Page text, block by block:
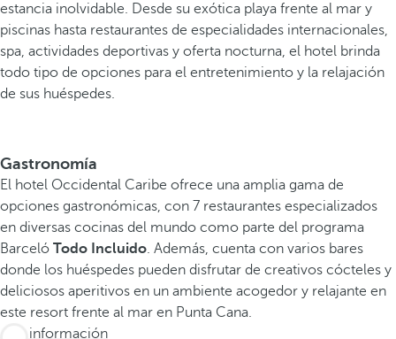
estancia inolvidable. Desde su exótica playa frente al mar y
piscinas hasta restaurantes de especialidades internacionales,
spa, actividades deportivas y oferta nocturna, el hotel brinda
todo tipo de opciones para el entretenimiento y la relajación
de sus huéspedes.
Gastronomía
El hotel Occidental Caribe ofrece una amplia gama de
opciones gastronómicas, con 7 restaurantes especializados
en diversas cocinas del mundo como parte del programa
Barceló Todo Incluido . Además, cuenta con varios bares
donde los huéspedes pueden disfrutar de creativos cócteles y
deliciosos aperitivos en un ambiente acogedor y relajante en
este resort frente al mar en Punta Cana.
Más información